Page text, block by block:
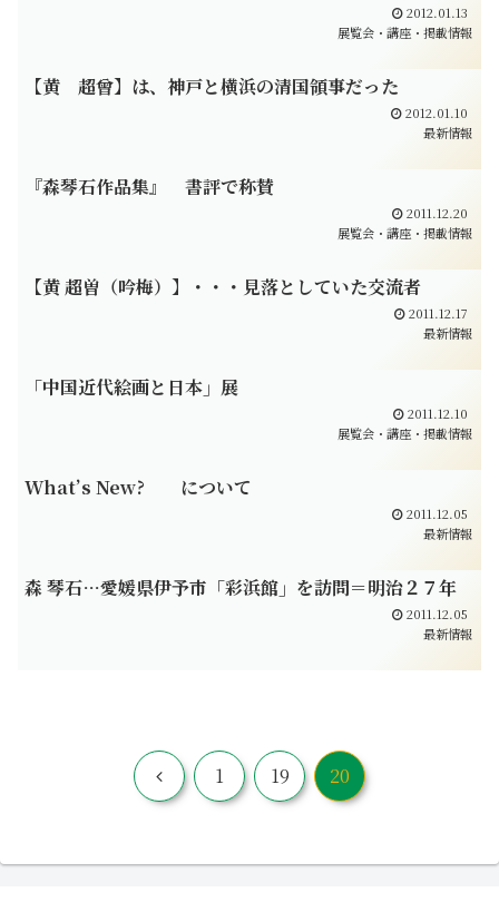
2012.01.13
展覧会・講座・掲載情報
【黄 超曾】は、神戸と横浜の清国領事だった
2012.01.10
最新情報
『森琴石作品集』 書評で称賛
2011.12.20
展覧会・講座・掲載情報
【黄 超曽（吟梅）】・・・見落としていた交流者
2011.12.17
最新情報
「中国近代絵画と日本」展
2011.12.10
展覧会・講座・掲載情報
What’s New? について
2011.12.05
最新情報
森 琴石…愛媛県伊予市「彩浜館」を訪問＝明治２７年
2011.12.05
最新情報
前
1 19 20